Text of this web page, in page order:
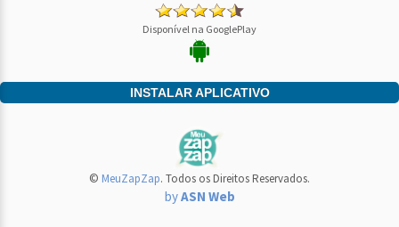
Disponível na GooglePlay
INSTALAR APLICATIVO
© MeuZapZap. Todos os Direitos Reservados.
byASN Web